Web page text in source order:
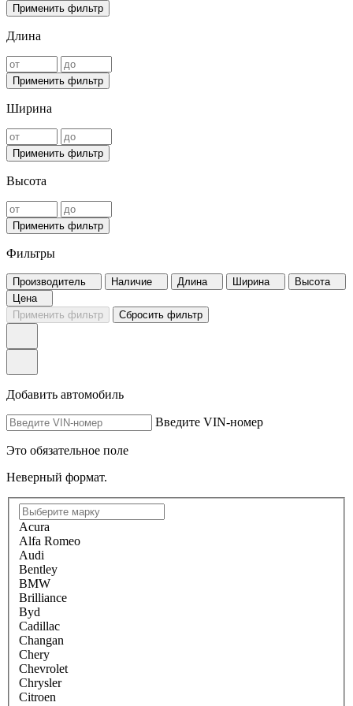
Применить фильтр
Длина
Применить фильтр
Ширина
Применить фильтр
Высота
Применить фильтр
Фильтры
Производитель Наличие Длина Ширина
Высота
Цена
Применить фильтр
Сбросить фильтр
Добавить автомобиль
Введите VIN-номер
Это обязательное поле
Неверный формат.
Acura
Alfa Romeo
Audi
Bentley
BMW
Brilliance
Byd
Cadillac
Changan
Chery
Chevrolet
Chrysler
Citroen